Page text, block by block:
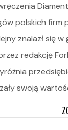
polskich firm
znalazł się w
redakcję
swoją